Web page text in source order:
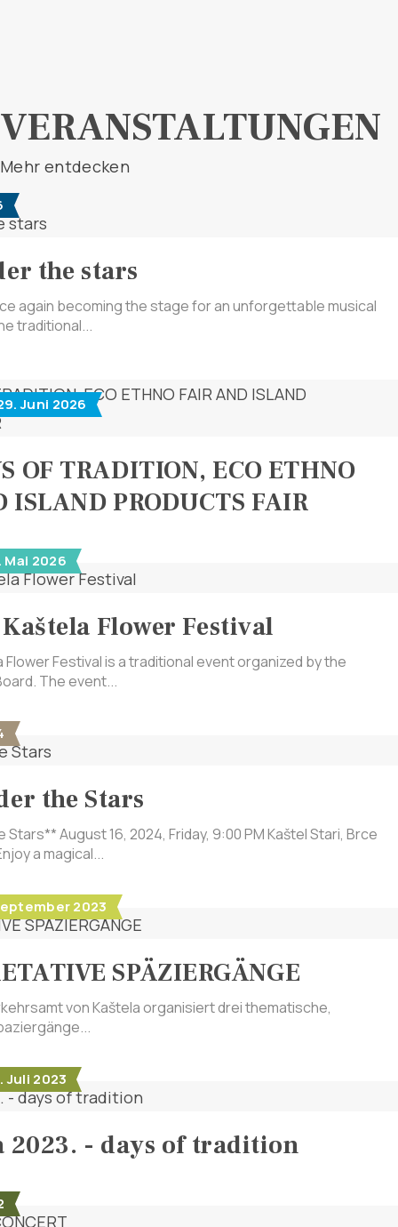
VERANSTALTUNGEN
Mehr entdecken
the stars
again becoming the stage for an unforgettable musical
traditional...
Juni 2026
OF TRADITION, ECO ETHNO
ISLAND PRODUCTS FAIR
Mai 2026
Flower Festival
Flower Festival is a traditional event organized by the
The event...
the Stars
Stars** August 16, 2024, Friday, 9:00 PM Kaštel Stari, Brce
a magical...
2023
SPÄZIERGÄNGE
von Kaštela organisiert drei thematische,
Juli 2023
2023. - days of tradition